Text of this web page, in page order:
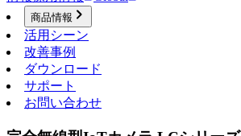
商品情報
活用シーン
改善事例
ダウンロード
サポート
お問い合わせ